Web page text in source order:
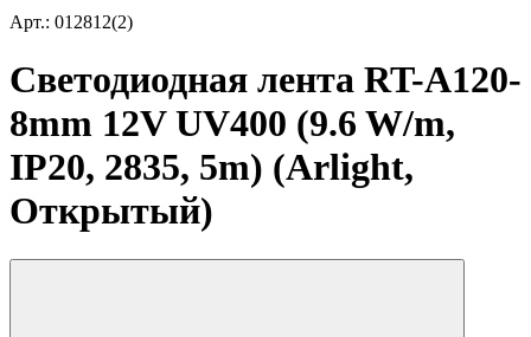
Арт.: 012812(2)
Светодиодная лента RT-A120-
8mm 12V UV400 (9.6 W/m,
IP20, 2835, 5m) (Arlight,
Открытый)